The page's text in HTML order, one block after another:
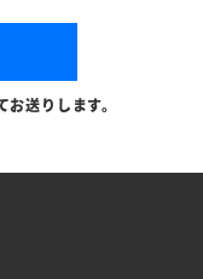
送りします。